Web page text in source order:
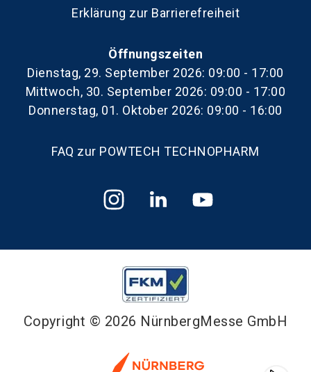
Erklärung zur Barrierefreiheit
Öffnungszeiten
Dienstag, 29. September 2026: 09:00 - 17:00
Mittwoch, 30. September 2026: 09:00 - 17:00
Donnerstag, 01. Oktober 2026: 09:00 - 16:00
FAQ zur POWTECH TECHNOPHARM
Copyright © 2026 NürnbergMesse GmbH